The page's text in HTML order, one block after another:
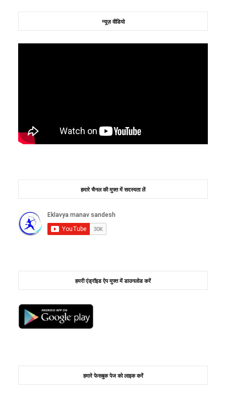
न्यूज़ वीडियो
हमारे चैनल की मुफ्त में सदस्यता लें
हमरी एंड्रॉइड ऐप मुफ्त में डाउनलोड करें
हमारे फेसबुक पेज को लाइक करें